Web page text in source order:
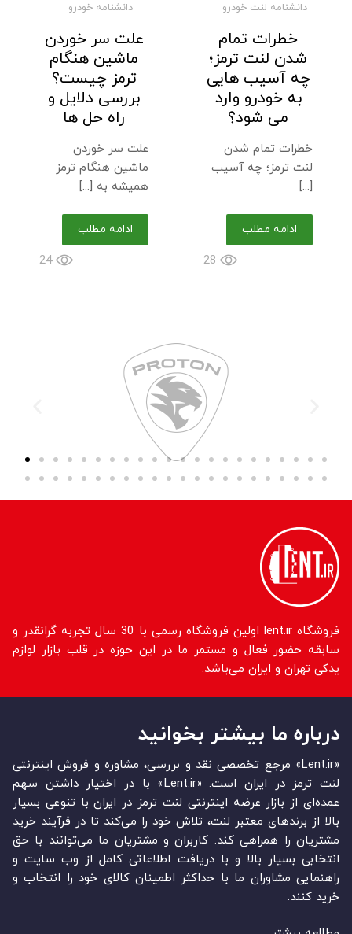
دانشنامه لنت خودرو
خطرات تمام
شدن لنت ترمز؛
چه آسیب‌ هایی
به خودرو وارد
می ‌شود؟
خطرات تمام شدن
لنت ترمز؛ چه آسیب‌
[...]
ادامه مطلب
28
دانشنامه خودرو
علت سر خوردن
ماشین هنگام
ترمز چیست؟
بررسی دلایل و
راه‌ حل‌ ها
علت سر خوردن
ماشین هنگام ترمز
همیشه به [...]
ادامه مطلب
24
فروشگاه lent.ir اولین فروشگاه رسمی با 30 سال تجربه گرانقدر و
سابقه حضور فعال و مستمر ما در این حوزه در قلب بازار لوازم
یدکی تهران و ایران می‌باشد.
درباره ما بیشتر بخوانید
«Lent.ir» مرجع تخصصی نقد و بررسی، مشاوره و فروش اینترنتی
لنت ترمز در ایران است. «Lent.ir» با در اختیار داشتن سهم
عمده‏‌ای از بازار عرضه اینترنتی لنت ترمز در ایران با تنوعی بسیار
بالا از برندهای معتبر لنت، تلاش خود را می‌‏‏کند تا در فرآیند خرید
مشتریان را همراهی کند. کاربران و مشتریان ما می‏‏‌توانند با حق
انتخابی بسیار بالا و با دریافت اطلاعاتی کامل از وب سایت و
راهنمایی مشاوران ما با حداکثر اطمینان کالای خود را انتخاب و
خرید کنند.